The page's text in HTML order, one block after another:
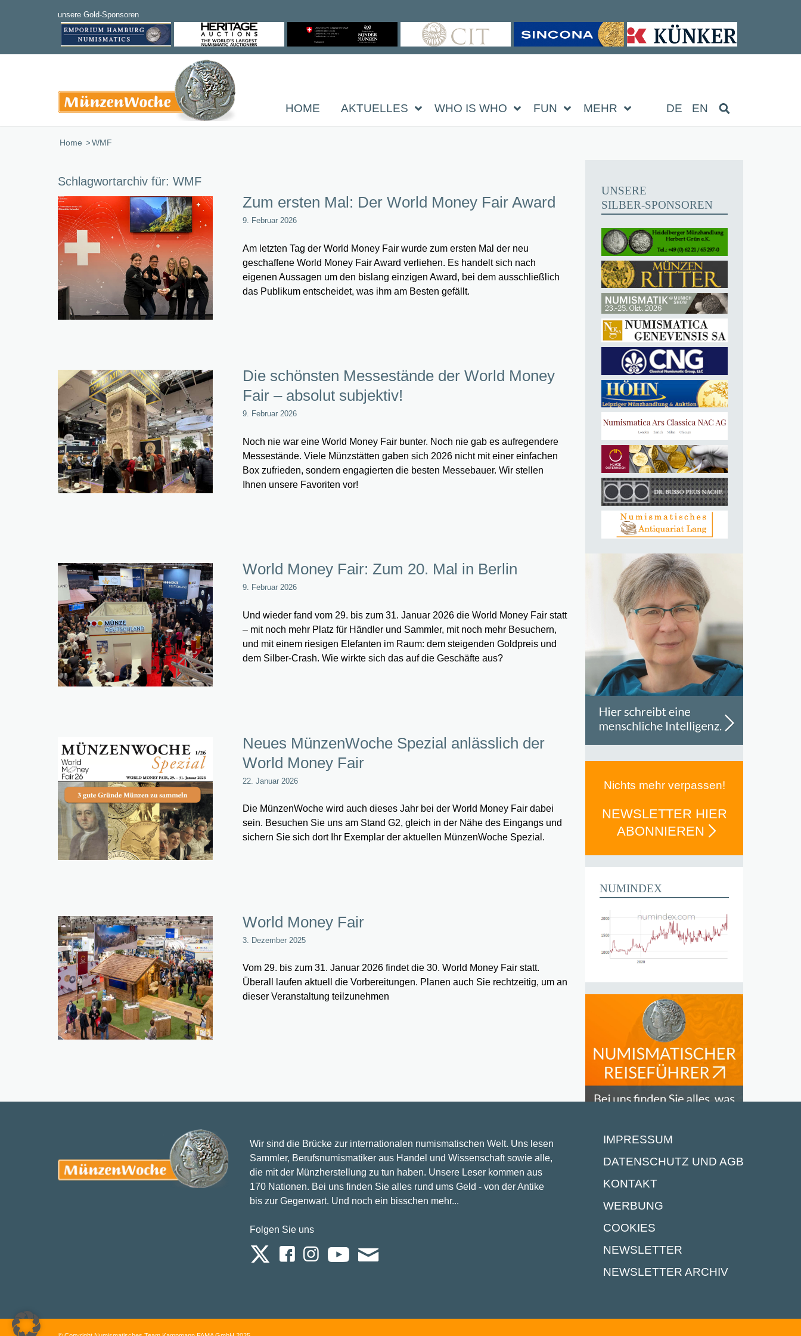
HOME AKTUELLES WHO IS WHO FUN MEHR DE EN
Home /WMF
Schlagwortarchiv für: WMF
Zum ersten Mal: Der World Money Fair Award
9. Februar 2026
Am letzten Tag der World Money Fair wurde zum ersten Mal der neu
geschaffene World Money Fair Award verliehen. Es handelt sich nach
eigenen Aussagen um den bislang einzigen Award, bei dem ausschließlich
das Publikum entscheidet, was ihm am Besten gefällt.
Die schönsten Messestände der World Money
Fair – absolut subjektiv!
9. Februar 2026
Noch nie war eine World Money Fair bunter. Noch nie gab es aufregendere
Messestände. Viele Münzstätten gaben sich 2026 nicht mit einer einfachen
Box zufrieden, sondern engagierten die besten Messebauer. Wir stellen
Ihnen unsere Favoriten vor!
World Money Fair: Zum 20. Mal in Berlin
9. Februar 2026
Und wieder fand vom 29. bis zum 31. Januar 2026 die World Money Fair statt
– mit noch mehr Platz für Händler und Sammler, mit noch mehr Besuchern,
und mit einem riesigen Elefanten im Raum: dem steigenden Goldpreis und
dem Silber-Crash. Wie wirkte sich das auf die Geschäfte aus?
Neues MünzenWoche Spezial anlässlich der
World Money Fair
22. Januar 2026
Die MünzenWoche wird auch dieses Jahr bei der World Money Fair dabei
sein. Besuchen Sie uns am Stand G2, gleich in der Nähe des Eingangs und
sichern Sie sich dort Ihr Exemplar der aktuellen MünzenWoche Spezial.
World Money Fair
3. Dezember 2025
Vom 29. bis zum 31. Januar 2026 findet die 30. World Money Fair statt.
Überall laufen aktuell die Vorbereitungen. Planen auch Sie rechtzeitig, um an
dieser Veranstaltung teilzunehmen
UNSERE
SILBER-SPONSOREN
Nichts mehr verpassen!
NEWSLETTER HIER
ABONNIEREN
NUMINDEX
Wir sind die Brücke zur internationalen numismatischen Welt. Uns lesen
Sammler, Berufsnumismatiker aus Handel und Wissenschaft sowie alle,
die mit der Münzherstellung zu tun haben. Unsere Leser kommen aus
170 Nationen. Bei uns finden Sie alles rund ums Geld - von der Antike
bis zur Gegenwart. Und noch ein bisschen mehr...
Folgen Sie uns
IMPRESSUM
DATENSCHUTZ UND AGB
KONTAKT
WERBUNG
COOKIES
NEWSLETTER
NEWSLETTER ARCHIV